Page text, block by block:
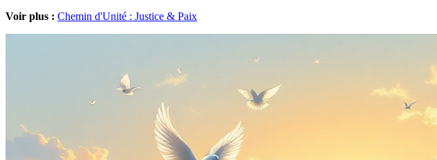
Voir plus : Chemin d'Unité : Justice & Paix